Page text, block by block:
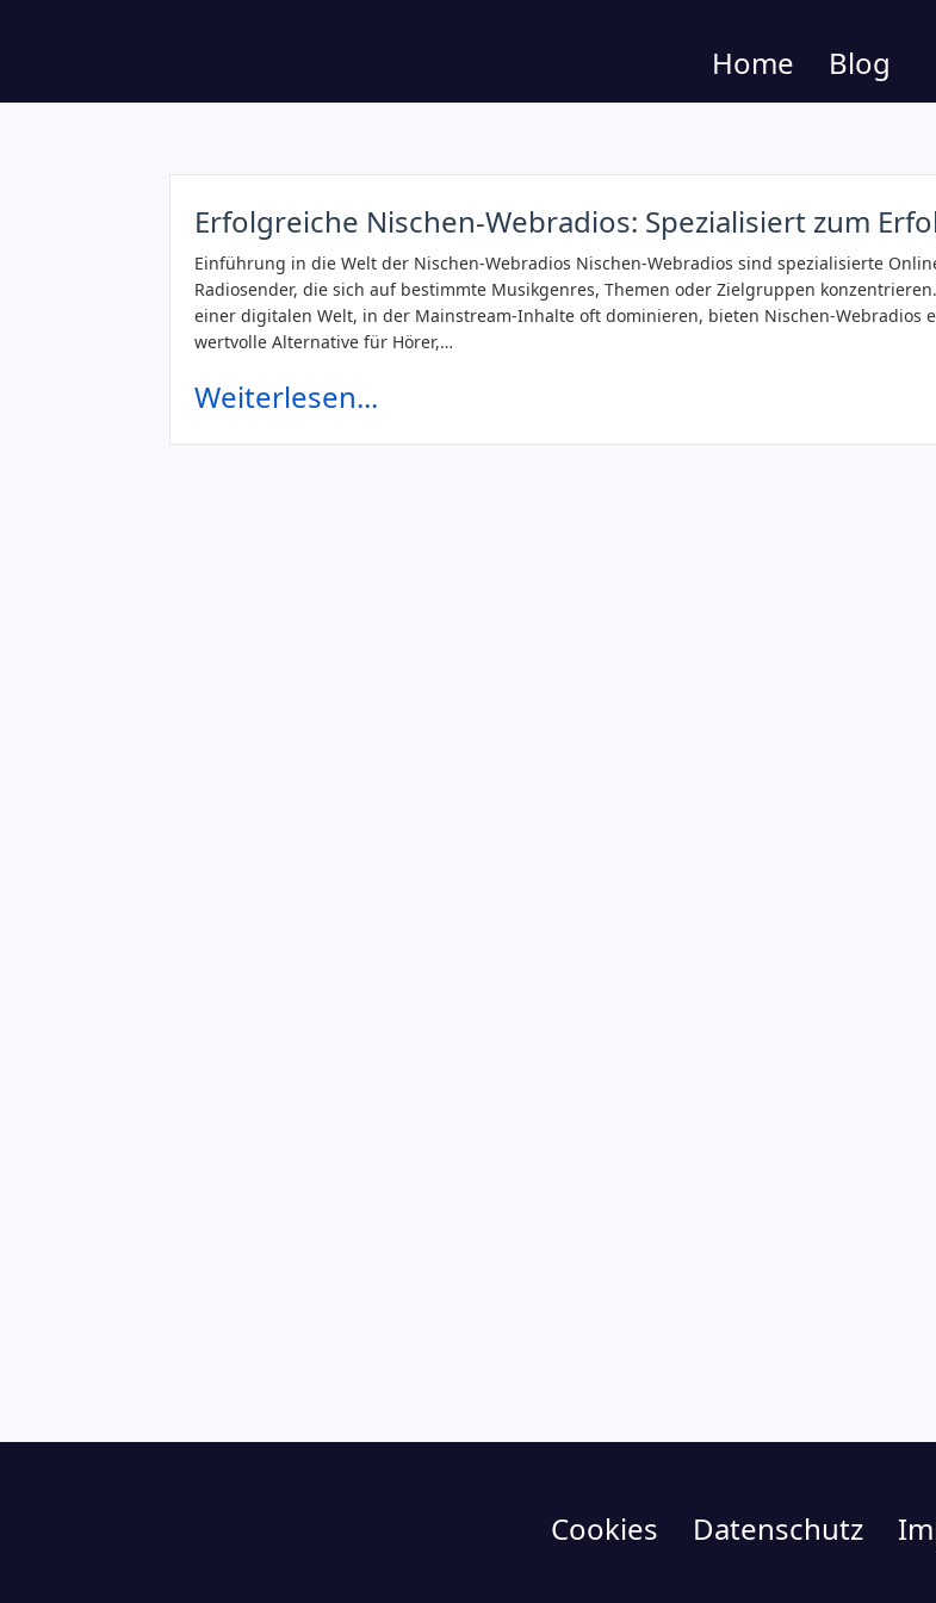
Home Blog
Erfolgreiche Nischen-Webradios: Spezialisiert zum
Einführung in die Welt der Nischen-Webradios Nischen-Webradios sind spezialisierte
Radiosender, die sich auf bestimmte Musikgenres, Themen oder Zielgruppen
einer digitalen Welt, in der Mainstream-Inhalte oft dominieren, bieten Nischen-Webradios
wertvolle Alternative für Hörer,…
Weiterlesen...
Cookies Datenschutz